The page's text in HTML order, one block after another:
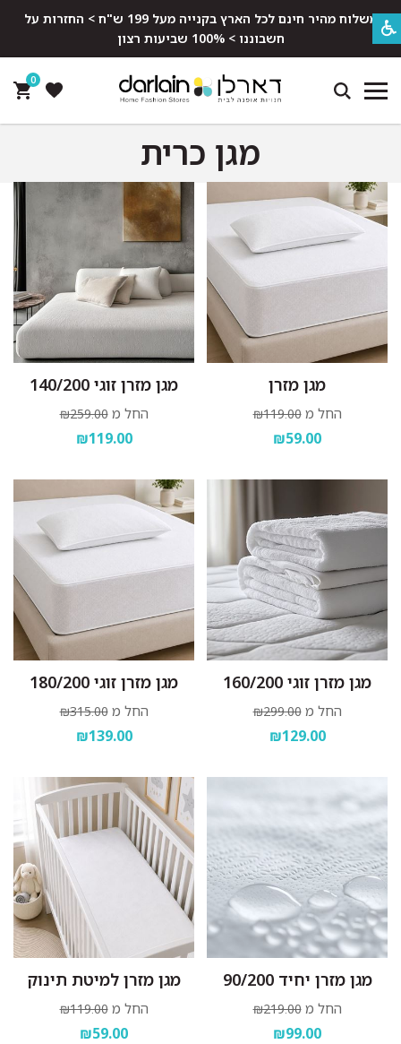
משלוח מהיר חינם לכל הארץ בקנייה מעל 199 ש"ח > החזרות על
חשבוננו > 100% שביעות רצון
0
מגן כרית
מגן מזרן
החל מ ₪119.00
₪59.00
מגן מזרן זוגי 140/200
החל מ ₪259.00
₪119.00
מגן מזרן זוגי 160/200
החל מ ₪299.00
₪129.00
מגן מזרן זוגי 180/200
החל מ ₪315.00
₪139.00
מגן מזרן יחיד 90/200
החל מ ₪219.00
₪99.00
מגן מזרן למיטת תינוק
החל מ ₪119.00
₪59.00